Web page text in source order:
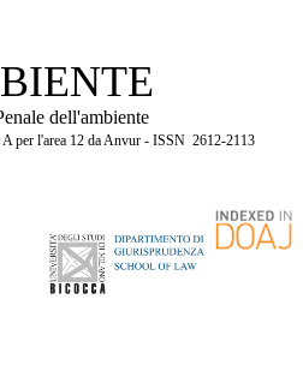
dell'ambiente
A per l'area 12 da Anvur - ISSN 2612-2113